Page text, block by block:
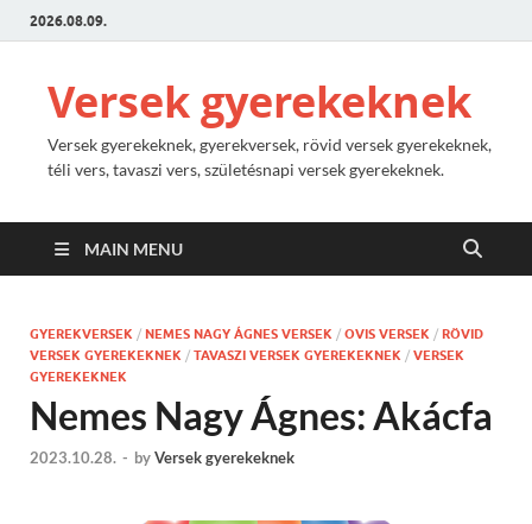
2026.08.09.
Versek gyerekeknek
Versek gyerekeknek, gyerekversek, rövid versek gyerekeknek,
téli vers, tavaszi vers, születésnapi versek gyerekeknek.
MAIN MENU
GYEREKVERSEK / NEMES NAGY ÁGNES VERSEK / OVIS VERSEK / RÖVID
VERSEK GYEREKEKNEK / TAVASZI VERSEK GYEREKEKNEK / VERSEK
GYEREKEKNEK
Nemes Nagy Ágnes: Akácfa
2023.10.28. - byVersek gyerekeknek